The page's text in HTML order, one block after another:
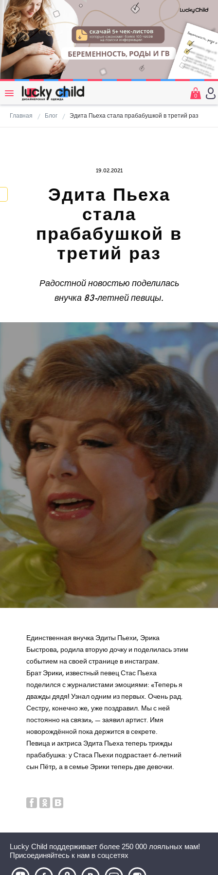
0
Главная Блог Эдита Пьеха стала прабабушкой в третий раз
19.02.2021
Эдита Пьеха
стала
прабабушкой в
третий раз
Радостной новостью поделилась
внучка 83-летней певицы.
Единственная внучка Эдиты Пьехи, Эрика
Быстрова, родила вторую дочку и поделилась этим
событием на своей странице в инстаграм.
Брат Эрики, известный певец Стас Пьеха
поделился с журналистами эмоциями: «Теперь я
дважды дядя! Узнал одним из первых. Очень рад.
Сестру, конечно же, уже поздравил. Мы с ней
постоянно на связи», — заявил артист. Имя
новорождённой пока держится в секрете.
Певица и актриса Эдита Пьеха теперь трижды
прабабушка: у Стаса Пьехи подрастает 6-летний
сын Пётр, а в семье Эрики теперь две девочки.
Lucky Child поддерживает более 250 000 лояльных мам!
Присоединяйтесь к нам в соцсетях